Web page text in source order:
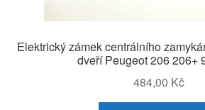
Elektrický zámek centrálního
dveří Peugeot 206 206+
484,00 Kč